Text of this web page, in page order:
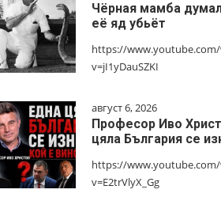
Чёрная мамба
её яд убьёт
https://
v=jI1yDauSZKI
август 6, 2026
Професор Иво
цяла България се
https://
v=E2trVlyX_Gg